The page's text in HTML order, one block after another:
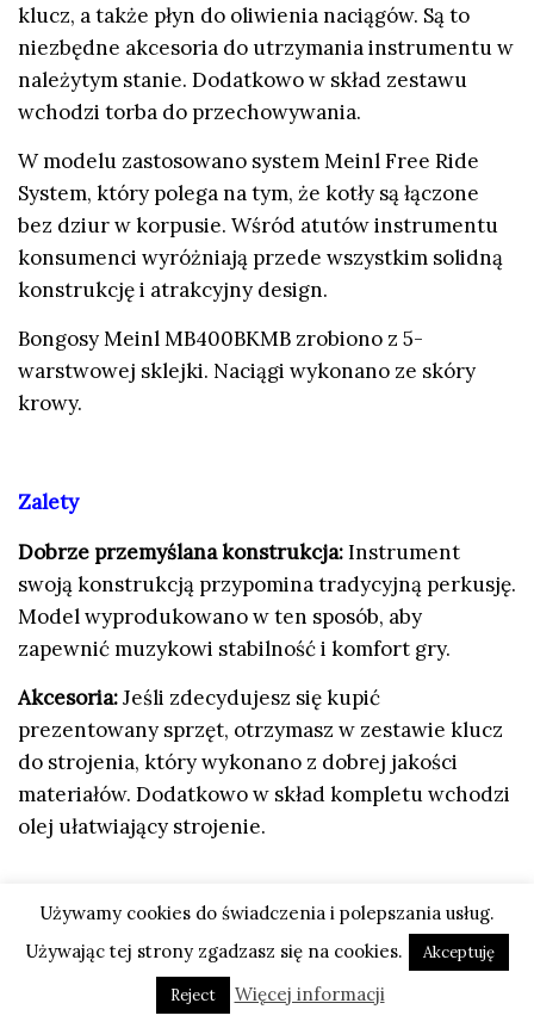
klucz, a także płyn do oliwienia naciągów. Są to
niezbędne akcesoria do utrzymania instrumentu w
należytym stanie. Dodatkowo w skład zestawu
wchodzi torba do przechowywania.
W modelu zastosowano system Meinl Free Ride
System, który polega na tym, że kotły są łączone
bez dziur w korpusie. Wśród atutów instrumentu
konsumenci wyróżniają przede wszystkim solidną
konstrukcję i atrakcyjny design.
Bongosy Meinl MB400BKMB zrobiono z 5-
warstwowej sklejki. Naciągi wykonano ze skóry
krowy.
Zalety
Dobrze przemyślana konstrukcja:Instrument
swoją konstrukcją przypomina tradycyjną perkusję.
Model wyprodukowano w ten sposób, aby
zapewnić muzykowi stabilność i komfort gry.
Akcesoria:Jeśli zdecydujesz się kupić
prezentowany sprzęt, otrzymasz w zestawie klucz
do strojenia, który wykonano z dobrej jakości
materiałów. Dodatkowo w skład kompletu wchodzi
olej ułatwiający strojenie.
Wady
Test bongosów Meinl MB400BKMB
wykazał, że uzyskanie przyjemnego brzmienia jest
Używamy cookies do świadczenia i polepszania usług.
Używając tej strony zgadzasz się na cookies.
Akceptuję
Reject Więcej informacji